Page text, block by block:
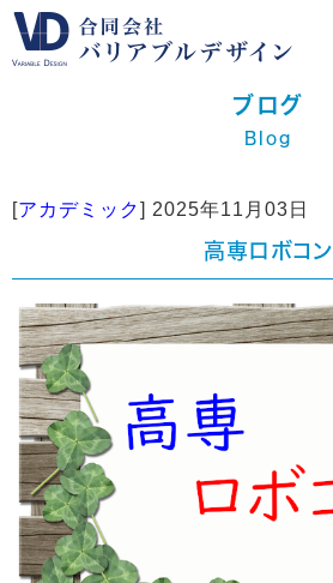
ブログ
Blog
[アカデミック] 2025年11月03日
高専ロボコン